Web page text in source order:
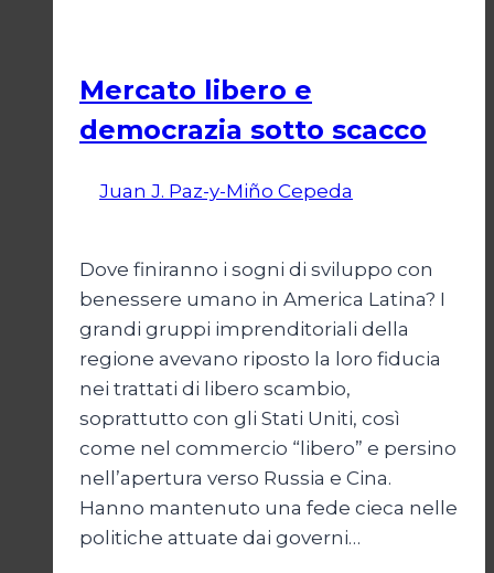
Mercato libero e
democrazia sotto scacco
Juan J. Paz-y-Miño Cepeda
Dove finiranno i sogni di sviluppo con
benessere umano in America Latina? I
grandi gruppi imprenditoriali della
regione avevano riposto la loro fiducia
nei trattati di libero scambio,
soprattutto con gli Stati Uniti, così
come nel commercio “libero” e persino
nell’apertura verso Russia e Cina.
Hanno mantenuto una fede cieca nelle
politiche attuate dai governi…